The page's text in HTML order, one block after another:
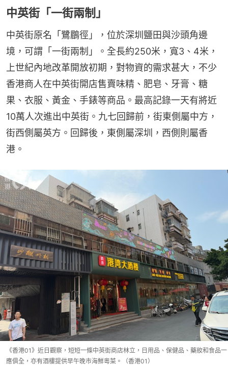
中英街「一街兩制」
中英街原名「鷺鶥徑」，位於深圳鹽田與沙頭角邊
境，可謂「一街兩制」。全長約250米，寬3、4米，
上世紀內地改革開放初期，對物資的需求甚大，不少
香港商人在中英街開店售賣味精、肥皂、牙膏、糖
果、衣服、黃金、手錶等商品。最高記錄一天有將近
10萬人次進出中英街。九七回歸前，街東側屬中方，
街西側屬英方。回歸後，東側屬深圳，西側則屬香
港。
《香港01》近日觀察，短短一條中英街商店林立，日用品、保健品、藥妝和食品一
應俱全，亦有酒樓提供早午晚市海鮮粵菜。（香港01）